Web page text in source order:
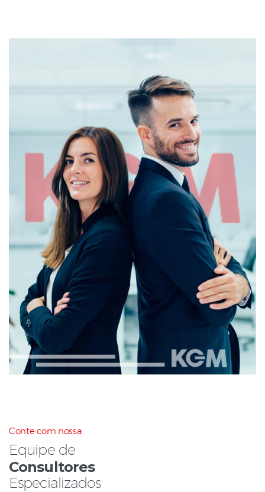
Conte com nossa
Equipe de
Consultores
Especializados